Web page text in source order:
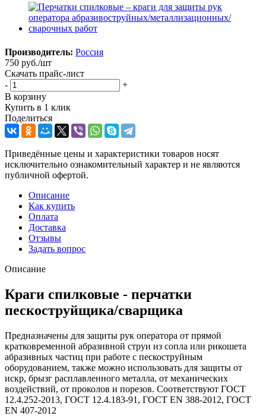
Производитель: Россия
750 руб./шт
Скачать прайс-лист
-
+
В корзину
Купить в 1 клик
Поделиться
Приведённые цены и характеристики товаров носят
исключительно ознакомительный характер и не являются
публичной офертой.
Описание
Как купить
Оплата
Доставка
Отзывы
Задать вопрос
Описание
Краги спилковые - перчатки
пескоструйщика/сварщика
Предназначены для защиты рук оператора от прямой
кратковременной абразивной струи из сопла или рикошета
абразивных частиц при работе с пескоструйным
оборудованием, также можно использовать для защиты от
искр, брызг расплавленного металла, от механических
воздействий, от проколов и порезов. Соответствуют ГОСТ
12.4.252-2013, ГОСТ 12.4.183-91, ГОСТ EN 388-2012, ГОСТ
EN 407-2012